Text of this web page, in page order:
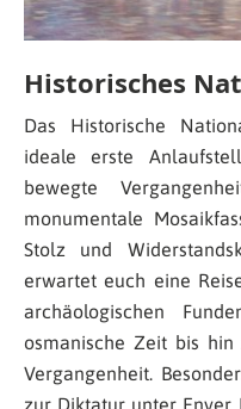
Historisches
Das Historische
ideale erste
bewegte
monumentale
Stolz und
erwartet euch eine
archäologischen
osmanische Zeit bis
Vergangenheit.
zur Diktatur unter Enver